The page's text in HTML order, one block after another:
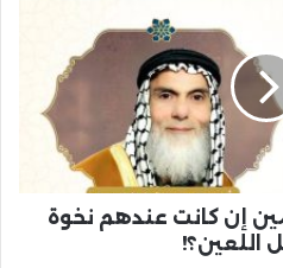
إن كانت عندهم نخوة
اللعين؟!